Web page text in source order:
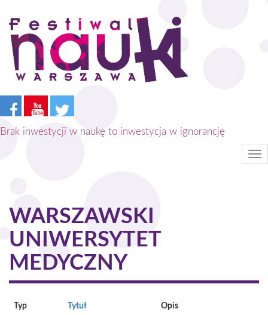
Przejdź
treści
Brak inwestycji w naukę to inwestycja w ignorancję
WARSZAWSKI
UNIWERSYTET
MEDYCZNY
Typ Tytuł Opis